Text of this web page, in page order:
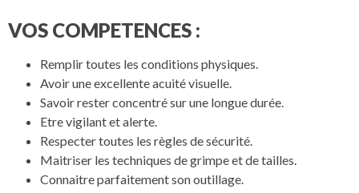
VOS COMPETENCES :
Remplir toutes les conditions physiques.
Avoir une excellente acuité visuelle.
Savoir rester concentré sur une longue durée.
Etre vigilant et alerte.
Respecter toutes les règles de sécurité.
Maitriser les techniques de grimpe et de tailles.
Connaitre parfaitement son outillage.